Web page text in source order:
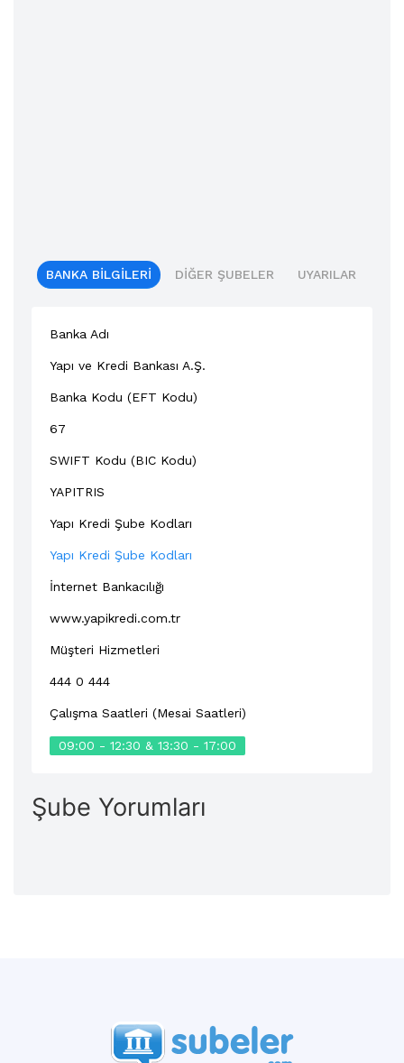
BANKA BILGILERI DIĞER ŞUBELER UYARILAR
Banka Adı
Yapı ve Kredi Bankası A.Ş.
Banka Kodu (EFT Kodu)
67
SWIFT Kodu (BIC Kodu)
YAPITRIS
Yapı Kredi Şube Kodları
Yapı Kredi Şube Kodları
İnternet Bankacılığı
www.yapikredi.com.tr
Müşteri Hizmetleri
444 0 444
Çalışma Saatleri (Mesai Saatleri)
09:00 - 12:30 & 13:30 - 17:00
Şube Yorumları